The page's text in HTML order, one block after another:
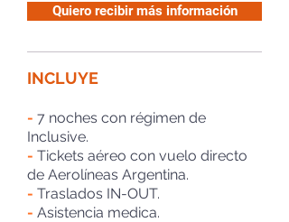
Quiero recibir más información
INCLUYE
- 7 noches con régimen de
Inclusive.
- Tickets aéreo con vuelo directo
de Aerolíneas Argentina.
- Traslados IN-OUT.
- Asistencia medica.